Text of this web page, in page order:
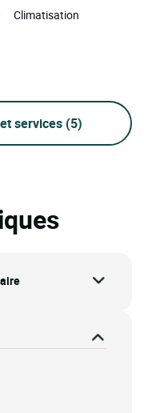
Climatisation
services (5)